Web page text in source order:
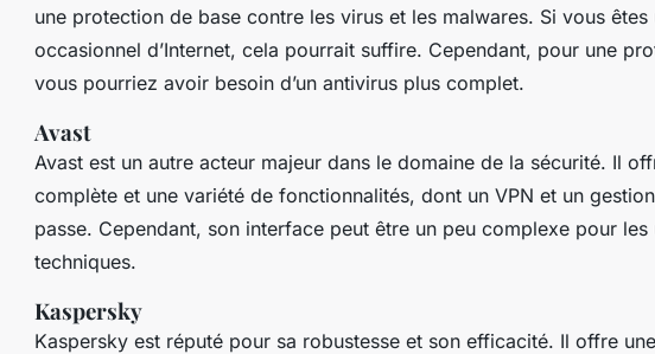
une protection de base contre les virus et les malwares. Si vous êtes
occasionnel d’Internet, cela pourrait suffire. Cependant, pour une
vous pourriez avoir besoin d’un antivirus plus complet.
Avast
Avast est un autre acteur majeur dans le domaine de la sécurité. Il
complète et une variété de fonctionnalités, dont un VPN et un
passe. Cependant, son interface peut être un peu complexe pour
techniques.
Kaspersky
Kaspersky est réputé pour sa robustesse et son efficacité. Il offre